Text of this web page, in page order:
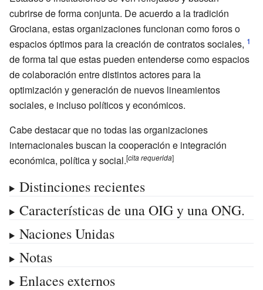
cubrirse de forma conjunta. De acuerdo a la tradición
Grociana, estas organizaciones funcionan como foros o
espacios óptimos para la creación de contratos sociales,
de forma tal que estas pueden entenderse como espacios
de colaboración entre distintos actores para la
optimización y generación de nuevos lineamientos
sociales, e incluso políticos y económicos.
Cabe destacar que no todas las organizaciones
internacionales buscan la cooperación e integración
económica, política y social.[citarequerida]
Distinciones recientes
Características de una OIG y una ONG.
Naciones Unidas
Notas
Enlaces externos